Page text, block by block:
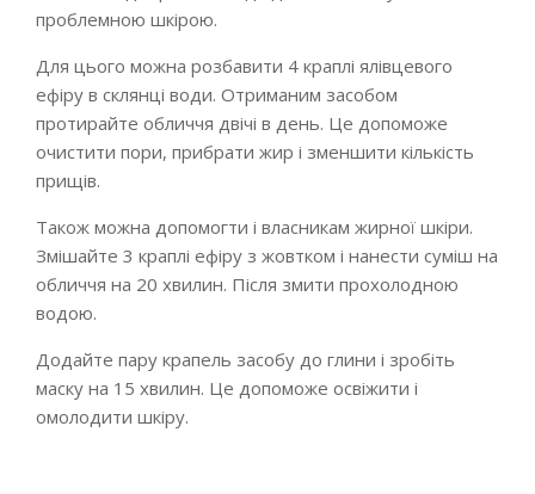
проблемною шкірою.
Для цього можна розбавити 4 краплі ялівцевого
ефіру в склянці води. Отриманим засобом
протирайте обличчя двічі в день. Це допоможе
очистити пори, прибрати жир і зменшити кількість
прищів.
Також можна допомогти і власникам жирної шкіри.
Змішайте 3 краплі ефіру з жовтком і нанести суміш на
обличчя на 20 хвилин. Після змити прохолодною
водою.
Додайте пару крапель засобу до глини і зробіть
маску на 15 хвилин. Це допоможе освіжити і
омолодити шкіру.